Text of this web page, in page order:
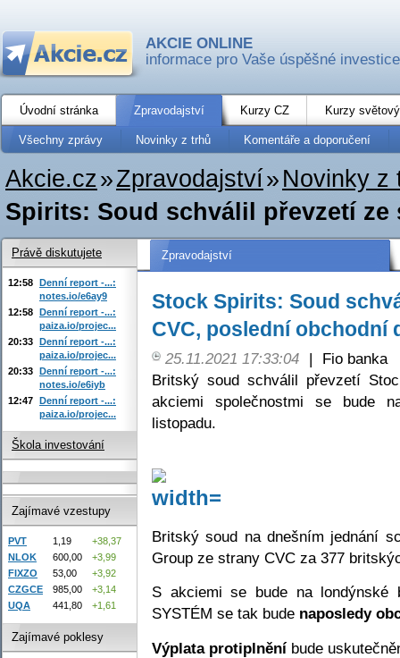
AKCIE ONLINE
informace pro Vaše úspěšné investice
Úvodní stránka Zpravodajství Kurzy CZ Kurzy
Všechny zprávy Novinky z trhů Komentáře a doporučení
Akcie.cz»Zpravodajství» Novinky z
Spirits: Soud schválil převzetí ze
Zpravodajství
Stock Spirits: Soud
CVC, poslední obchodní
25.11.2021 17:33:04 |
Fio banka
Britský soud schválil převzetí
akciemi společnostmi se bude
listopadu.
Britský soud na dnešním jednání
Group ze strany CVC za 377
S akciemi se bude na
SYSTÉM se tak bude naposledy
Výplata protiplnění bude
Právě diskutujete
12:58 Denní report -...:
notes.io/e6ay9
12:58 Denní report -...:
paiza.io/projec...
20:33 Denní report -...:
paiza.io/projec...
20:33 Denní report -...:
notes.io/e6iyb
12:47 Denní report -...:
paiza.io/projec...
Škola investování
Zajímavé vzestupy
PVT 1,19
+38,37
NLOK
600,00
+3,99
FIXZO
53,00
+3,92
CZGCE
985,00
+3,14
UQA
441,80 +1,61
Zajímavé poklesy